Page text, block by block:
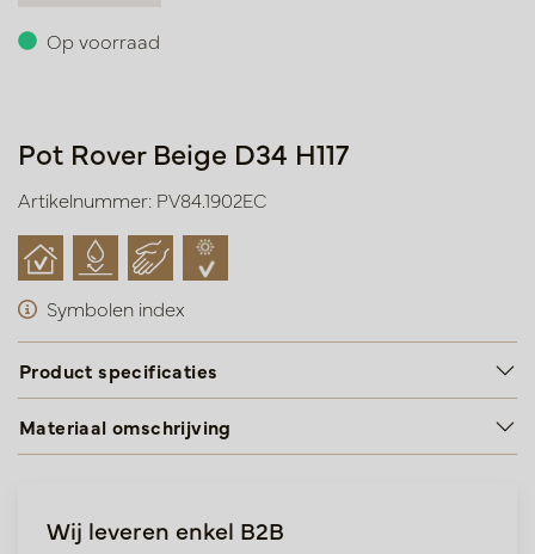
Op voorraad
Pot Rover Beige D34 H117
Artikelnummer: PV84.1902EC
Symbolen index
Product specificaties
Materiaal omschrijving
Wij leveren enkel B2B